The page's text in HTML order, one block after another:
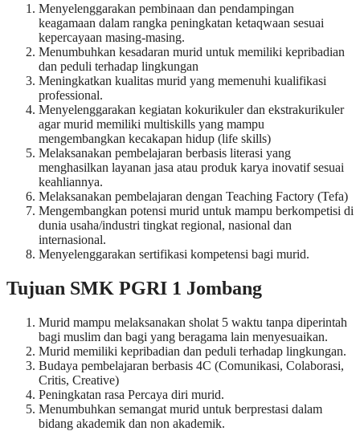
Menyelenggarakan pembinaan dan pendampingan
keagamaan dalam rangka peningkatan ketaqwaan sesuai
kepercayaan masing-masing.
Menumbuhkan kesadaran murid untuk memiliki kepribadian
dan peduli terhadap lingkungan
Meningkatkan kualitas murid yang memenuhi kualifikasi
professional.
Menyelenggarakan kegiatan kokurikuler dan ekstrakurikuler
agar murid memiliki multiskills yang mampu
mengembangkan kecakapan hidup (life skills)
Melaksanakan pembelajaran berbasis literasi yang
menghasilkan layanan jasa atau produk karya inovatif sesuai
keahliannya.
Melaksanakan pembelajaran dengan Teaching Factory (Tefa)
Mengembangkan potensi murid untuk mampu berkompetisi di
dunia usaha/industri tingkat regional, nasional dan
internasional.
Menyelenggarakan sertifikasi kompetensi bagi murid.
Tujuan SMK PGRI 1 Jombang
Murid mampu melaksanakan sholat 5 waktu tanpa diperintah
bagi muslim dan bagi yang beragama lain menyesuaikan.
Murid memiliki kepribadian dan peduli terhadap lingkungan.
Budaya pembelajaran berbasis 4C (Comunikasi, Colaborasi,
Critis, Creative)
Peningkatan rasa Percaya diri murid.
Menumbuhkan semangat murid untuk berprestasi dalam
bidang akademik dan non akademik.